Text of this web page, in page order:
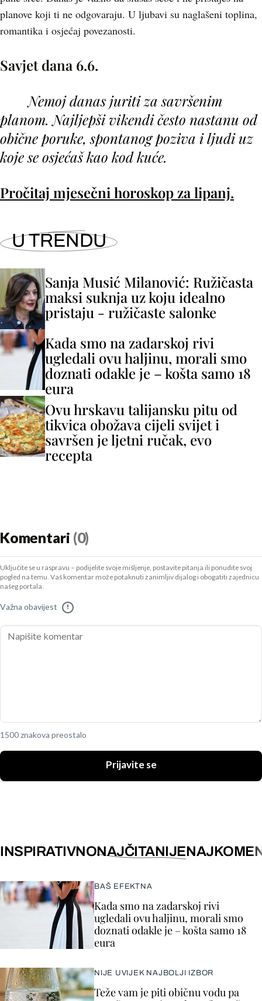
planove koji ti ne odgovaraju. U ljubavi su naglašeni toplina,
romantika i osjećaj povezanosti.
Savjet dana 6.6.
Nemoj danas juriti za savršenim
planom. Najljepši vikendi često nastanu od
obične poruke, spontanog poziva i ljudi uz
koje se osjećaš kao kod kuće.
Pročitaj mjesečni horoskop za lipanj.
U TRENDU
Sanja Musić Milanović: Ružičasta
maksi suknja uz koju idealno
pristaju - ružičaste salonke
Kada smo na zadarskoj rivi
ugledali ovu haljinu, morali smo
doznati odakle je – košta samo 18
eura
Ovu hrskavu talijansku pitu od
tikvica obožava cijeli svijet i
savršen je ljetni ručak, evo
recepta
Komentari (0)
Uključite se u raspravu – podijelite svoje mišljenje, postavite pitanja ili ponudite svoj
pogled na temu. Vaš komentar može potaknuti zanimljiv dijalog i obogatiti zajednicu
našeg portala.
Važna obavijest !
1500 znakova preostalo
Prijavite se
INSPIRATIVNONAJČITANIJE
BAŠ EFEKTNA
Kada smo na zadarskoj rivi
ugledali ovu haljinu, morali smo
doznati odakle je – košta samo 18
eura
NIJE UVIJEK NAJBOLJI IZBOR
Teže vam je piti običnu vodu pa